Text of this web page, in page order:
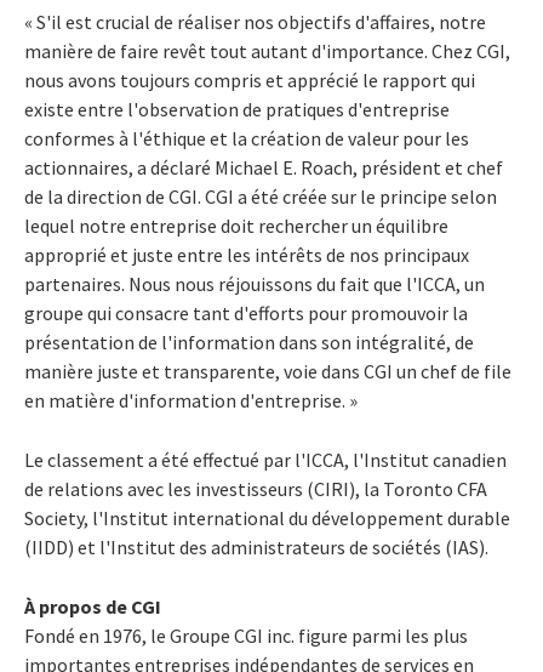
« S'il est crucial de réaliser nos objectifs d'affaires, notre
manière de faire revêt tout autant d'importance. Chez CGI,
nous avons toujours compris et apprécié le rapport qui
existe entre l'observation de pratiques d'entreprise
conformes à l'éthique et la création de valeur pour les
actionnaires, a déclaré Michael E. Roach, président et chef
de la direction de CGI. CGI a été créée sur le principe selon
lequel notre entreprise doit rechercher un équilibre
approprié et juste entre les intérêts de nos principaux
partenaires. Nous nous réjouissons du fait que l'ICCA, un
groupe qui consacre tant d'efforts pour promouvoir la
présentation de l'information dans son intégralité, de
manière juste et transparente, voie dans CGI un chef de file
en matière d'information d'entreprise. »
Le classement a été effectué par l'ICCA, l'Institut canadien
de relations avec les investisseurs (CIRI), la Toronto CFA
Society, l'Institut international du développement durable
(IIDD) et l'Institut des administrateurs de sociétés (IAS).
À propos de CGI
Fondé en 1976, le Groupe CGI inc. figure parmi les plus
importantes entreprises indépendantes de services en